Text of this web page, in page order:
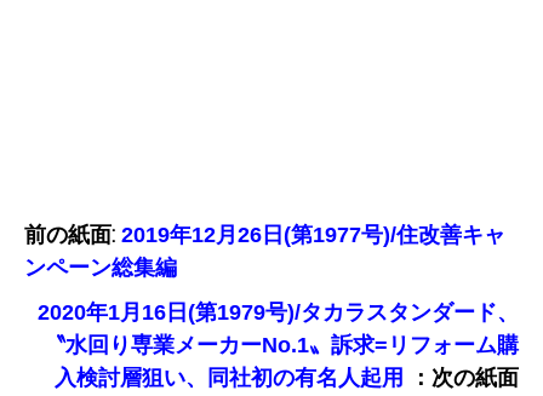
前の紙面: 2019年12月26日(第1977号)/住改善キャ
ンペーン総集編
2020年1月16日(第1979号)/タカラスタンダード、
〝水回り専業メーカーNo.1〟訴求=リフォーム購
入検討層狙い、同社初の有名人起用
：次の紙面